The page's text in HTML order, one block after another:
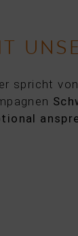
spricht